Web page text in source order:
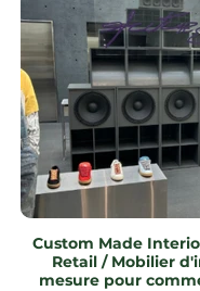
Custom Made
Retail / Mobilier
mesure pour